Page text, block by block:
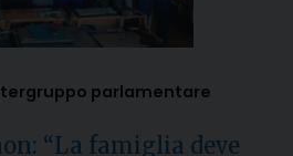
parlamentare
“La famiglia deve